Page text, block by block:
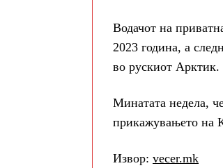
Водачот на
2023 година, а
во рускиот Арктик.
Минатата недела,
прикажувањето на
Извор: vecer.mk